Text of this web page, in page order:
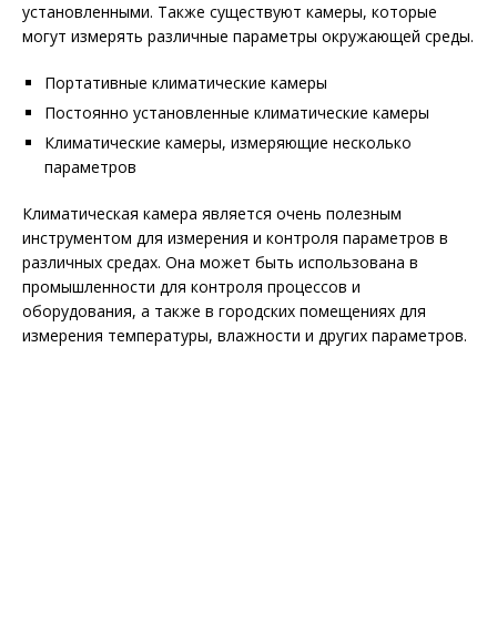
установленными. Также существуют камеры, которые
могут измерять различные параметры окружающей среды.
Портативные климатические камеры
Постоянно установленные климатические камеры
Климатические камеры, измеряющие несколько
параметров
Климатическая камера является очень полезным
инструментом для измерения и контроля параметров в
различных средах. Она может быть использована в
промышленности для контроля процессов и
оборудования, а также в городских помещениях для
измерения температуры, влажности и других параметров.